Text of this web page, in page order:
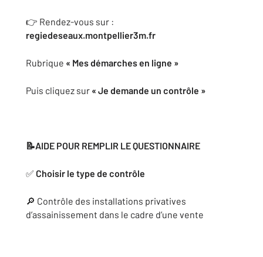
👉 Rendez-vous sur :
regiedeseaux.montpellier3m.fr
Rubrique « Mes démarches en ligne »
Puis cliquez sur « Je demande un contrôle »
📝AIDE POUR REMPLIR LE QUESTIONNAIRE
✅ Choisir le type de contrôle
🔎 Contrôle des installations privatives
d’assainissement dans le cadre d’une vente